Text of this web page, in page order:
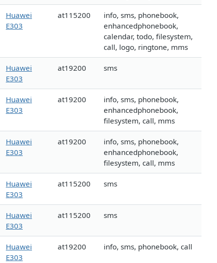
Huawei
E303
at115200
info, sms, phonebook,
enhancedphonebook,
calendar, todo, filesystem,
call, logo, ringtone, mms
Huawei
E303
at19200 sms
Huawei
E303
at19200
info, sms, phonebook,
enhancedphonebook,
filesystem, call, mms
Huawei
E303
at19200
info, sms, phonebook,
enhancedphonebook,
filesystem, call, mms
Huawei
E303
at115200 sms
Huawei
E303
at115200 sms
Huawei
E303
at19200 info, sms, phonebook, call